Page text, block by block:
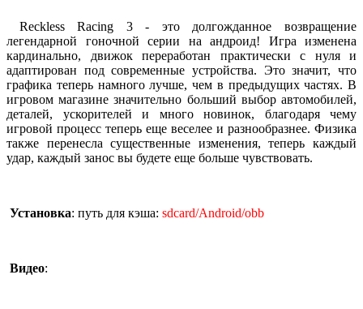
Reckless Racing 3 - это долгожданное возвращение
легендарной гоночной серии на андроид! Игра изменена
кардинально, движок переработан практически с нуля и
адаптирован под современные устройства. Это значит, что
графика теперь намного лучше, чем в предыдущих частях. В
игровом магазине значительно больший выбор автомобилей,
деталей, ускорителей и много новинок, благодаря чему
игровой процесс теперь еще веселее и разнообразнее. Физика
также перенесла существенные изменения, теперь каждый
удар, каждый занос вы будете еще больше чувствовать.
Установка: путь для кэша: sdcard/Android/obb
Видео: